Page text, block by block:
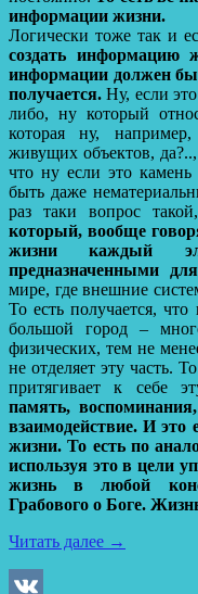
информации жизни.
Логически тоже так и
создать информацию
информации должен
получается. Ну, если
либо, ну который
которая ну,
живущих объектов,
что ну если это
быть даже
раз таки вопрос
который, вообще
жизни каждый
предназначенными
мире, где внешние
То есть получается,
большой город –
физических, тем не
не отделяет эту часть.
притягивает к себе
память,
взаимодействие. И это
жизни. То есть по
используя это в цели
жизнь в любой
Грабового о Боге.
Читать далее →